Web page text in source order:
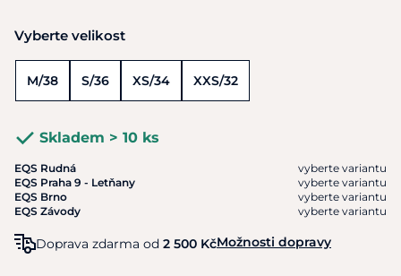
Vyberte velikost
M/38 S/36 XS/34 XXS/32
Skladem > 10 ks
EQS Rudná
vyberte variantu
EQS Praha 9 - Letňany
vyberte variantu
EQS Brno
vyberte variantu
EQS Závody
vyberte variantu
Doprava zdarma od 2 500 KčMožnosti dopravy